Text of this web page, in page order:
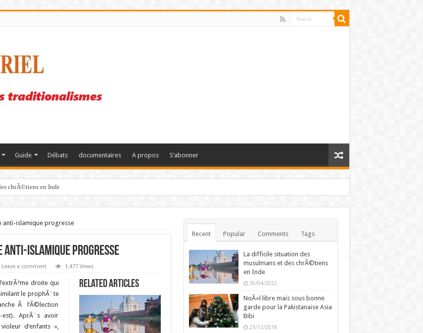
Guide Débats documentaires A propos S’abonner
chrÃ©tiens en Inde
anti-islamique progresse
anti-islamique progresse
Leave a comment 1,477 Views
Related Articles
droite qui
le prophÃ¨te
Ã l’Ã©lection
AprÃ¨s avoir
d’enfants »,
Recent Popular Comments Tags
La difficile situation des
musulmans et des chrÃ©tiens
en Inde
30/04/2022
NoÃ«l libre mais sous bonne
garde pour la Pakistanaise Asia
Bibi
23/12/2018